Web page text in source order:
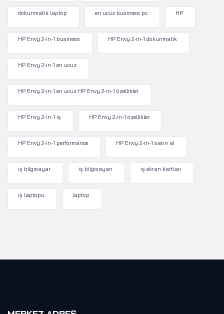
dokunmatik laptop en ucuz business pc HP
HP Envy 2-in-1 business HP Envy 2-in-1 dokunmatik
HP Envy 2-in-1 en ucuz
HP Envy 2-in-1 en ucuz HP Envy 2-in-1 özellikler
HP Envy 2-in-1 iş HP Envy 2-in-1 özellikler
HP Envy 2-in-1 performance HP Envy 2-in-1 satın al
iş bilgisayar iş bilgisayarı iş ekran kartları
iş laptopu laptop